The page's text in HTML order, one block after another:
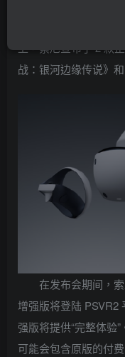
9 月 14 日，索尼召
上，索尼宣布了 2 款
战：银河边缘传说》
在发布会期间，索
增强版将登陆 PSVR2
强版将提供“完整体验
可能会包含原版的付费